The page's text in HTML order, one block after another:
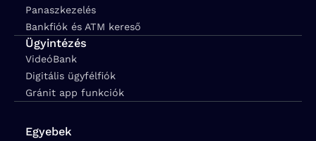
Panaszkezelés
Bankfiók és ATM kereső
Ügyintézés
VideóBank
Digitális ügyfélfiók
Gránit app funkciók
Egyebek